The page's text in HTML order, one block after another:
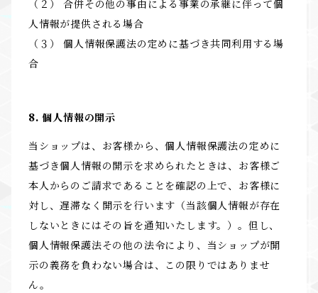
（２） 合併その他の事由による事業の承継に伴って個
人情報が提供される場合
（３） 個人情報保護法の定めに基づき共同利用する場
合
8. 個人情報の開示
当ショップは、お客様から、個人情報保護法の定めに
基づき個人情報の開示を求められたときは、お客様ご
本人からのご請求であることを確認の上で、お客様に
対し、遅滞なく開示を行います（当該個人情報が存在
しないときにはその旨を通知いたします。）。但し、
個人情報保護法その他の法令により、当ショップが開
示の義務を負わない場合は、この限りではありませ
ん。